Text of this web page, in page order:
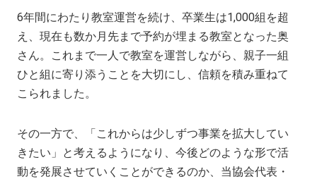
6年間にわたり教室運営を続け、卒業生は1,000組を超
え、現在も数か月先まで予約が埋まる教室となった奥
さん。これまで一人で教室を運営しながら、親子一組
ひと組に寄り添うことを大切にし、信頼を積み重ねて
こられました。
その一方で、「これからは少しずつ事業を拡大してい
きたい」と考えるようになり、今後どのような形で活
動を発展させていくことができるのか、当協会代表・